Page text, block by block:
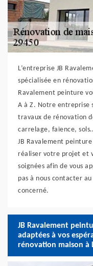
L’entreprise JB
spécialisée en
Ravalement peinture
A à Z. Notre entreprise
travaux de rénovation
carrelage, faïence,
JB Ravalement
réaliser votre projet et
soignées afin de vous
pas à nous contacter
concerné.
JB Ravalement
adaptées à vos
rénovation maison à